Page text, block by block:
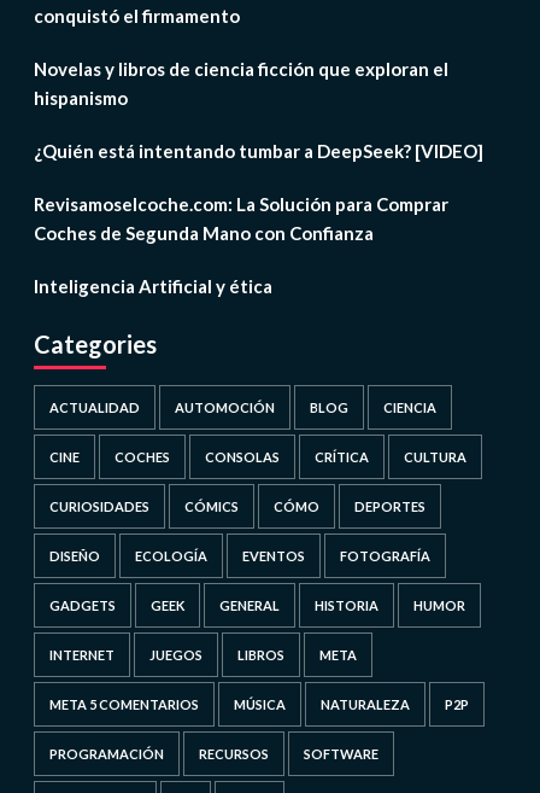
conquistó el firmamento
Novelas y libros de ciencia ficción que exploran el
hispanismo
¿Quién está intentando tumbar a DeepSeek? [VIDEO]
Revisamoselcoche.com: La Solución para Comprar
Coches de Segunda Mano con Confianza
Inteligencia Artificial y ética
Categories
ACTUALIDAD AUTOMOCIÓN BLOG CIENCIA
CINE COCHES CONSOLAS CRÍTICA CULTURA
CURIOSIDADES CÓMICS CÓMO DEPORTES
DISEÑO ECOLOGÍA EVENTOS FOTOGRAFÍA
GADGETS GEEK GENERAL HISTORIA HUMOR
INTERNET JUEGOS LIBROS META
META 5 COMENTARIOS MÚSICA NATURALEZA P2P
PROGRAMACIÓN RECURSOS SOFTWARE